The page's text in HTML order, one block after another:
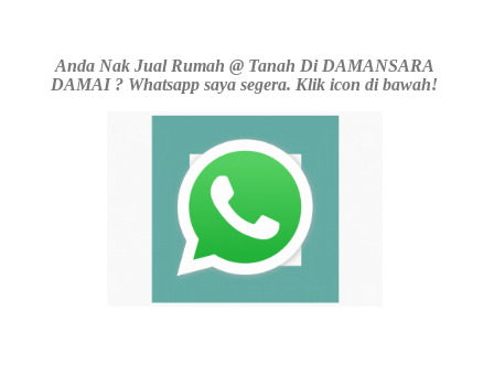
Anda Nak Jual Rumah @ Tanah Di DAMANSARA
DAMAI ? Whatsapp saya segera. Klik icon di bawah!